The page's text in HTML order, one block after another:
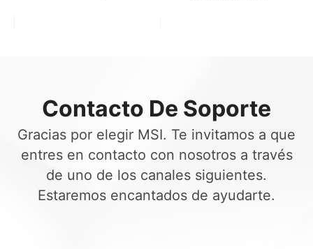
Contacto De Soporte
Gracias por elegir MSI. Te invitamos a que
entres en contacto con nosotros a través
de uno de los canales siguientes.
Estaremos encantados de ayudarte.